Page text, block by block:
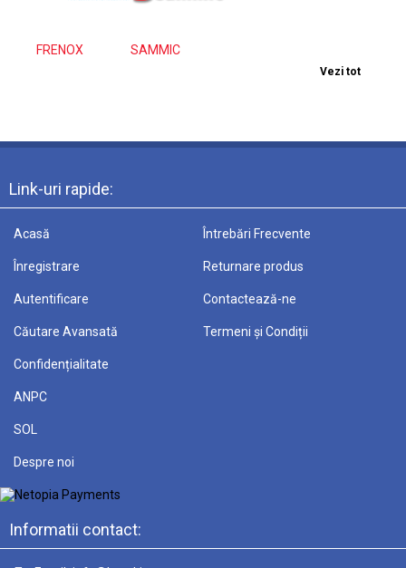
FRENOX SAMMIC
Vezi tot
Link-uri rapide:
Acasă
Înregistrare
Autentificare
Căutare Avansată
Întrebări Frecvente
Returnare produs
Contactează-ne
Termeni și Condiții
Confidențialitate
ANPC
SOL
Despre noi
Informatii contact: